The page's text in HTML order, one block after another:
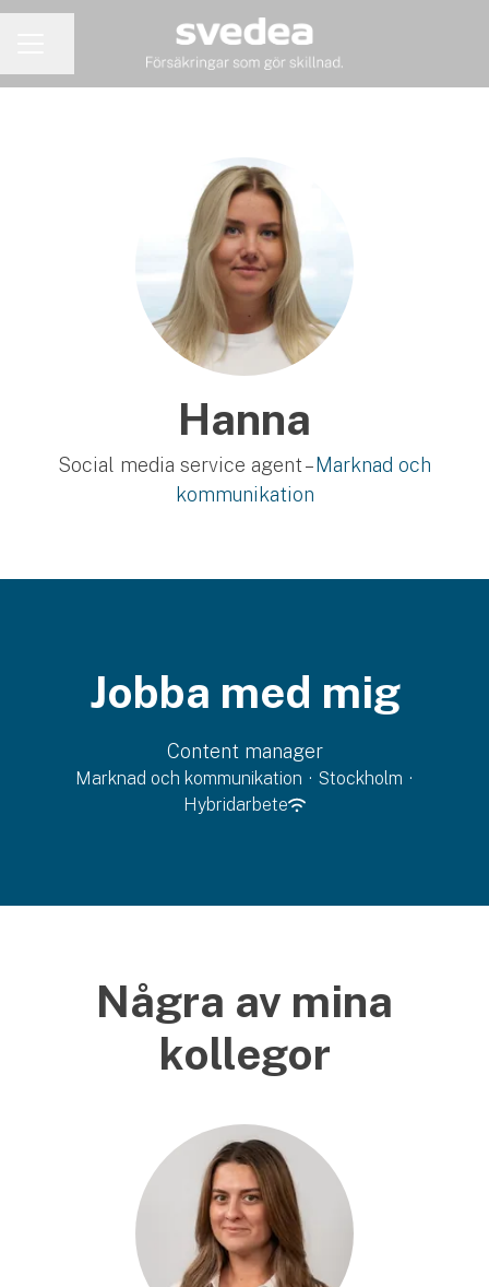
Hanna
Social media service agent – Marknad och
kommunikation
Jobba med mig
Content manager
Marknad och kommunikation · Stockholm ·
Hybridarbete
Några av mina
kollegor